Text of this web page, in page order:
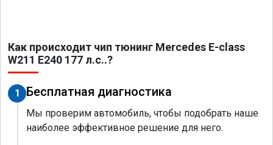
Как происходит чип тюнинг Mercedes E-class
W211 E240 177 л.с..?
1 Бесплатная диагностика
Мы проверим автомобиль, чтобы подобрать наше
наиболее эффективное решение для него.